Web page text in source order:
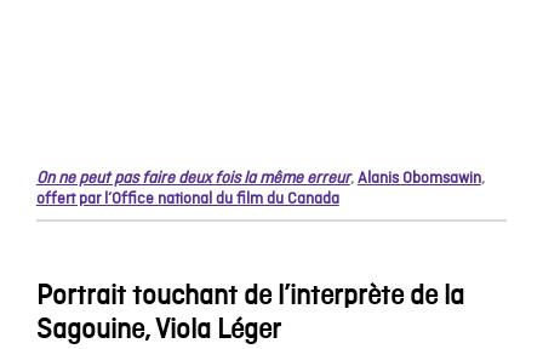
On ne peut pas faire deux fois la même erreur,Alanis Obomsawin,
offert par l’Office national du film du Canada
Portrait touchant de l’interprète de la
Sagouine, Viola Léger